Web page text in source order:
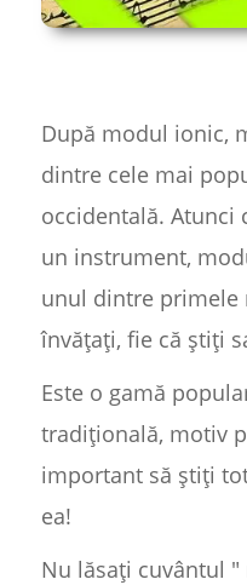
După modul ionic,
dintre cele mai
occidentală. Atunci
un instrument,
unul dintre primele
învățați, fie că știți
Este o gamă
tradițională, motiv
important să știți
ea!
Nu lăsați cuvântul "